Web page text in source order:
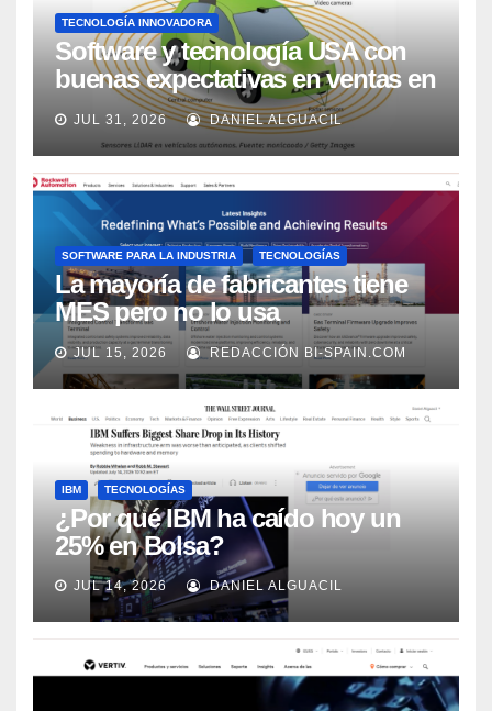
TECNOLOGÍA INNOVADORA
Software y tecnología USA con
buenas expectativas en ventas en
los próximos 2 años, según
Market Watch
JUL 31, 2026 DANIEL ALGUACIL
SOFTWARE PARA LA INDUSTRIA TECNOLOGÍAS
La mayoría de fabricantes tiene
MES pero no lo usa
adecuadamente, según Rockwell
Automation
JUL 15, 2026 REDACCIÓN BI-SPAIN.COM
IBM TECNOLOGÍAS
¿Por qué IBM ha caído hoy un
25% en Bolsa?
JUL 14, 2026 DANIEL ALGUACIL